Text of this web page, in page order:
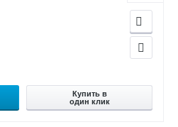
Купить в
один клик